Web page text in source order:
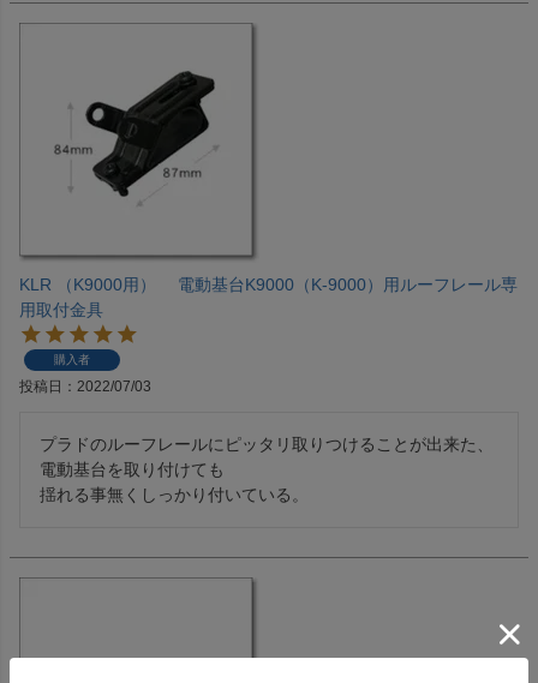
KLR （K9000用） 電動基台K9000（K-9000）用ルーフレール専
用取付金具
購入者
投稿日 2022/07/03
プラドのルーフレールにピッタリ取りつけることが出来た、
電動基台を取り付けても
揺れる事無くしっかり付いている。